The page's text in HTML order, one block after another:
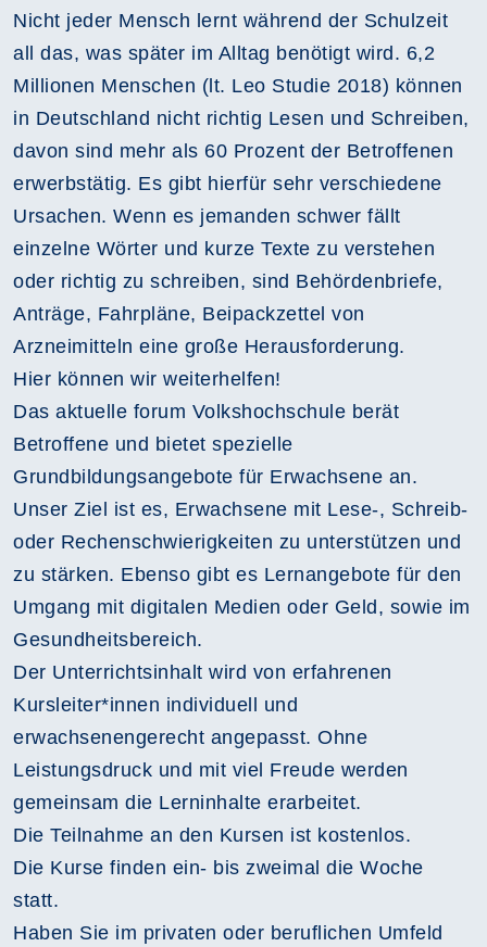
Nicht jeder Mensch lernt während der Schulzeit
all das, was später im Alltag benötigt wird. 6,2
Millionen Menschen (lt. Leo Studie 2018) können
in Deutschland nicht richtig Lesen und Schreiben,
davon sind mehr als 60 Prozent der Betroffenen
erwerbstätig. Es gibt hierfür sehr verschiedene
Ursachen. Wenn es jemanden schwer fällt
einzelne Wörter und kurze Texte zu verstehen
oder richtig zu schreiben, sind Behördenbriefe,
Anträge, Fahrpläne, Beipackzettel von
Arzneimitteln eine große Herausforderung.
Hier können wir weiterhelfen!
Das aktuelle forum Volkshochschule berät
Betroffene und bietet spezielle
Grundbildungsangebote für Erwachsene an.
Unser Ziel ist es, Erwachsene mit Lese-, Schreib-
oder Rechenschwierigkeiten zu unterstützen und
zu stärken. Ebenso gibt es Lernangebote für den
Umgang mit digitalen Medien oder Geld, sowie im
Gesundheitsbereich.
Der Unterrichtsinhalt wird von erfahrenen
Kursleiter*innen individuell und
erwachsenengerecht angepasst. Ohne
Leistungsdruck und mit viel Freude werden
gemeinsam die Lerninhalte erarbeitet.
Die Teilnahme an den Kursen ist kostenlos.
Die Kurse finden ein- bis zweimal die Woche
statt.
Haben Sie im privaten oder beruflichen Umfeld